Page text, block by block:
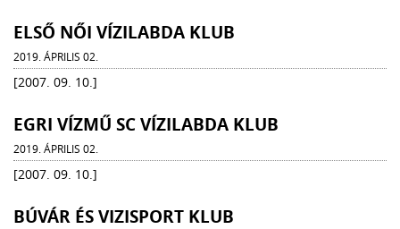
ELSŐ NŐI VÍZILABDA KLUB
2019. ÁPRILIS 02.
[2007. 09. 10.]
EGRI VÍZMŰ SC VÍZILABDA KLUB
2019. ÁPRILIS 02.
[2007. 09. 10.]
BÚVÁR ÉS VIZISPORT KLUB